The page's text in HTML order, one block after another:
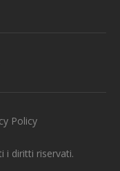
i diritti riservati.
Policy